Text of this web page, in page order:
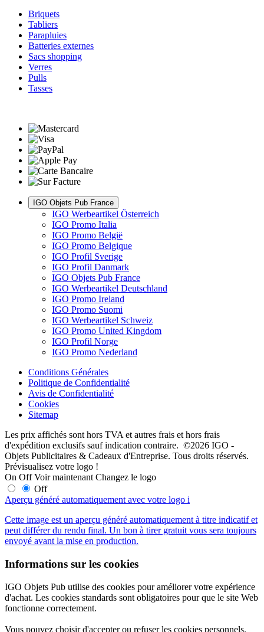
Briquets
Tabliers
Parapluies
Batteries externes
Sacs shopping
Verres
Pulls
Tasses
IGO Objets Pub France
IGO Werbeartikel Österreich
IGO Promo Italia
IGO Promo België
IGO Promo Belgique
IGO Profil Sverige
IGO Profil Danmark
IGO Objets Pub France
IGO Werbeartikel Deutschland
IGO Promo Ireland
IGO Promo Suomi
IGO Werbeartikel Schweiz
IGO Promo United Kingdom
IGO Profil Norge
IGO Promo Nederland
Conditions Générales
Politique de Confidentialité
Avis de Confidentialité
Cookies
Sitemap
Les prix affichés sont hors TVA et autres frais et hors frais
d'expédition exclusifs sauf indication contraire. ©2026 IGO -
Objets Publicitaires & Cadeaux d'Entreprise. Tous droits réservés.
Prévisualisez votre logo !
On Off Voir maintenant Changez le logo
Off
Aperçu généré automatiquement avec votre logo i
Cette image est un aperçu généré automatiquement à titre indicatif et
peut différer du rendu final. Un bon à tirer gratuit vous sera toujours
envoyé avant la mise en production.
Informations sur les cookies
IGO Objets Pub utilise des cookies pour améliorer votre expérience
d'achat. Les cookies standards sont obligatoires pour que le site Web
fonctionne correctement.
Vous pouvez choisir d'accepter ou refuser les cookies personnels.